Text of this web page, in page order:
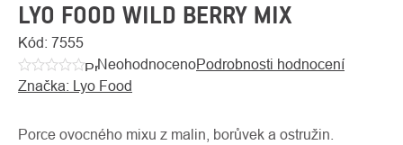
LYO FOOD WILD BERRY MIX
Kód: 7555
Průměrné
hodnocení
je
NeohodnocenoPodrobnosti hodnocení
Značka: Lyo Food
Porce ovocného mixu z malin, borůvek a ostružin.